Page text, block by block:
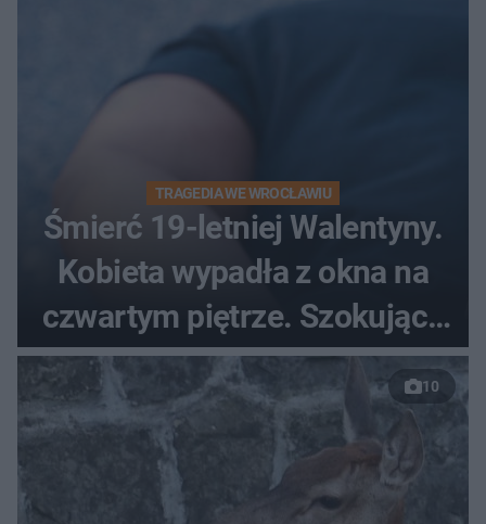
TRAGEDIA WE WROCŁAWIU
Śmierć 19-letniej Walentyny.
Kobieta wypadła z okna na
czwartym piętrze. Szokujące
nagranie trafiło do sieci
10